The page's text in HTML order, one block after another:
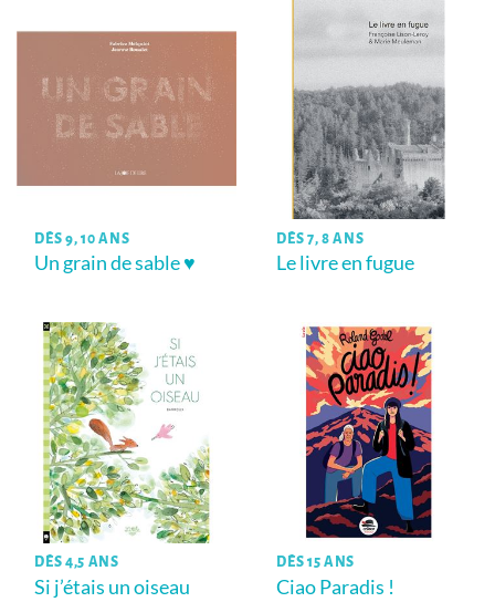
DÈS 9, 10 ANS
Un grain de sable ♥
DÈS 7, 8 ANS
Le livre en fugue
DÈS 4,5 ANS
Si j’étais un oiseau
DÈS 15 ANS
Ciao Paradis !